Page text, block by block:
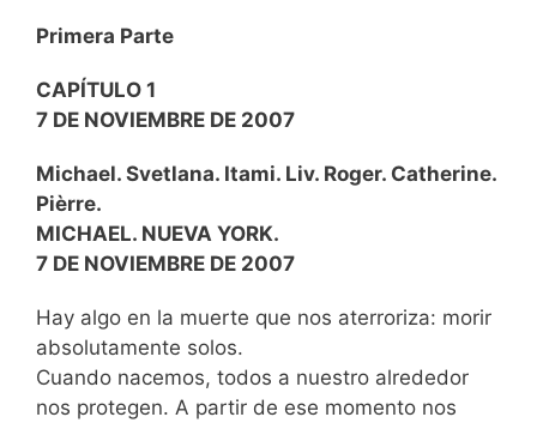
Primera Parte
CAPÍTULO 1
7 DE NOVIEMBRE DE 2007
Michael. Svetlana. Itami. Liv. Roger. Catherine.
Pièrre.
MICHAEL. NUEVA YORK.
7 DE NOVIEMBRE DE 2007
Hay algo en la muerte que nos aterroriza: morir
absolutamente solos.
Cuando nacemos, todos a nuestro alrededor
nos protegen. A partir de ese momento nos